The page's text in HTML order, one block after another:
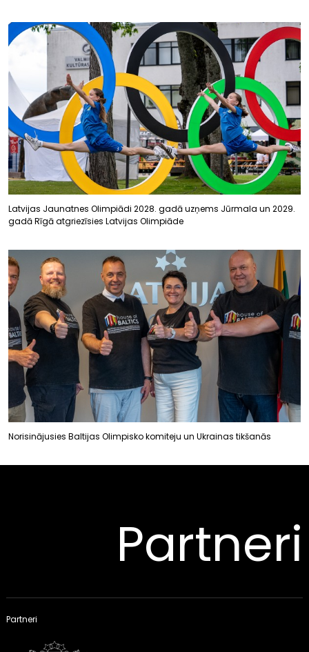
Latvijas Jaunatnes Olimpiādi 2028. gadā uzņems Jūrmala un 2029.
gadā Rīgā atgriezīsies Latvijas Olimpiāde
Norisinājusies Baltijas Olimpisko komiteju un Ukrainas tikšanās
Partneri
Partneri